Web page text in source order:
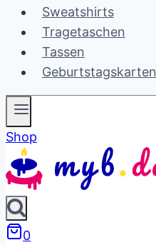
Sweatshirts
Tragetaschen
Tassen
Geburtstagskarten
Shop
0